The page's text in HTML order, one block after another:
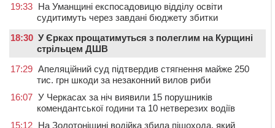
19:33 На Уманщині експосадовицю відділу освіти
судитимуть через завдані бюджету збитки
18:30 У Єрках прощатимуться з полеглим на Курщині
стрільцем ДШВ
17:29 Апеляційний суд підтвердив стягнення майже 250
тис. грн шкоди за незаконний вилов риби
16:07 У Черкасах за ніч виявили 15 порушників
комендантської години та 10 нетверезих водіїв
15:12 На Золотоніщині водійка збила пішохода, який